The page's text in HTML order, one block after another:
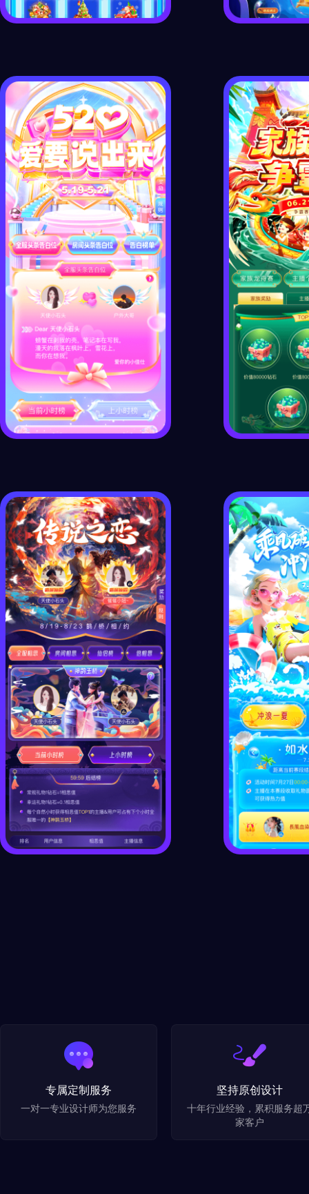
专属定制服务
一对一专业设计师为您服务
坚持原创设计
十年行业经验，累积服务超
家客户